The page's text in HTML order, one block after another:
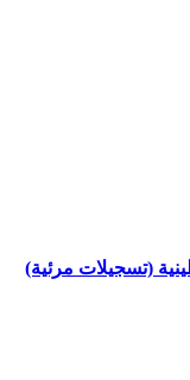
(تسجيلات مرئية)